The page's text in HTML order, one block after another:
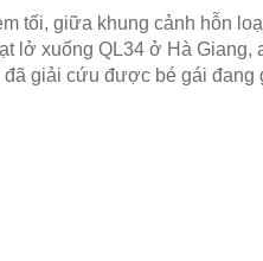
tối, giữa khung cảnh hỗn
lở xuống QL34 ở Hà Giang,
giải cứu được bé gái đang